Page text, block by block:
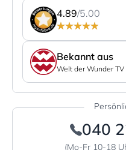
4.89/5.00
Bekannt aus
Welt der Wunder TV
040
(Mo-Fr 10-18